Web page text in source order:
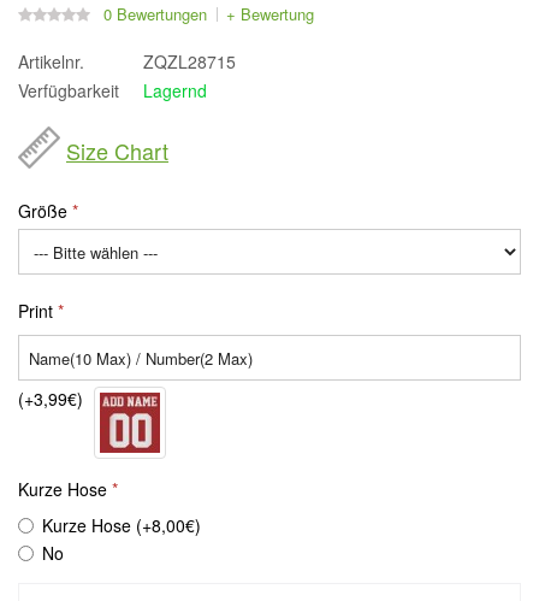
0 Bewertungen + Bewertung
Artikelnr.
ZQZL28715
Verfügbarkeit
Lagernd
Size Chart
Größe
Print
(+3,99€)
Kurze Hose
Kurze Hose (+8,00€)
No